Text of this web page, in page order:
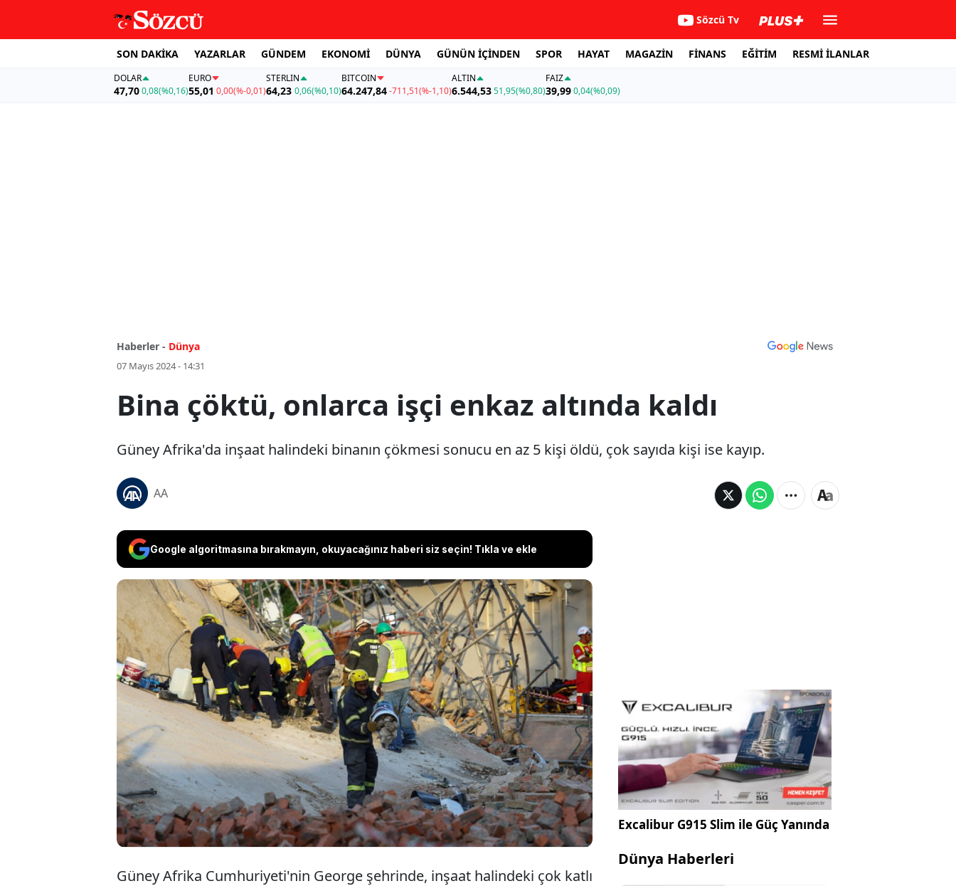
Sözcü Tv
SON DAKİKA YAZARLAR GÜNDEM EKONOMİ DÜNYA GÜNÜN İÇİNDEN SPOR HAYAT MAGAZİN FİNANS EĞİTİM RESMİ İLANLAR
DOLAR
47,700,08(%0,16)
EURO
55,01 0,00(%-0,01)
STERLIN
64,23 0,06(%0,10)
BITCOIN
64.247,84-711,51(%-1,10)
ALTIN
6.544,5351,95(%0,80)
FAİZ
39,990,04(%0,09)
Haberler - Dünya
07 Mayıs 2024 - 14:31
Bina çöktü, onlarca işçi enkaz altında kaldı
Güney Afrika'da inşaat halindeki binanın çökmesi sonucu en az 5 kişi öldü, çok sayıda kişi ise kayıp.
AA
Google algoritmasına bırakmayın, okuyacağınız haberi siz seçin! Tıkla ve ekle
Güney Afrika'da inşaat halindeki binanın
çökmesi sonucu en az 5 kişi öldü, çok sayıda
kişi ise kayıp.
Güney Afrika Cumhuriyeti'nin George şehrinde, inşaat halindeki çok katlı
Excalibur G915 Slim ile Güç Yanında
Dünya Haberleri